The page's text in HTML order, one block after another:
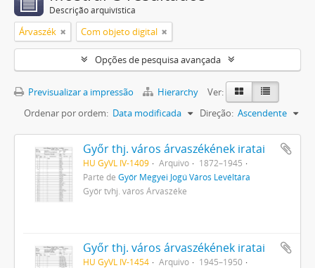
Descrição arquivística
Árvaszék Com objeto digital
Opções de pesquisa avançada
Previsualizar a impressão Hierarchy
Ver:
Ordenar por ordem: Data modificada Direção: Ascendente
Győr thj. város árvaszékének iratai
HU GyVL IV-1409 Arquivo
1872–1945
Parte de Győr Megyei Jogú Város Levéltára
Győr tvhj. város Árvaszéke
Győr thj. város árvaszékének iratai
HU GyVL IV-1454 Arquivo
1945–1950